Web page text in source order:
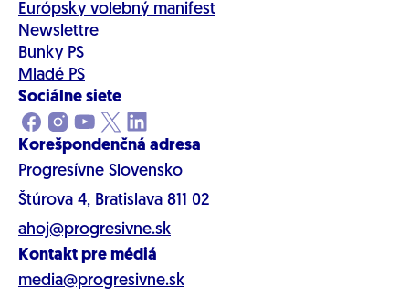
Európsky volebný manifest
Newslettre
Bunky PS
Mladé PS
Sociálne siete
Korešpondenčná adresa
Progresívne Slovensko
Štúrova 4, Bratislava 811 02
ahoj@progresivne.sk
Kontakt pre médiá
media@progresivne.sk